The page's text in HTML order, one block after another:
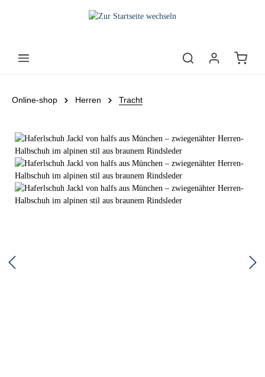
Online-shop Herren Tracht